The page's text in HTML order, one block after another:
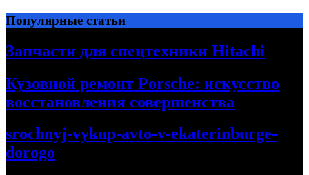
Перейти
к
содержимому
Популярные статьи
Запчасти для спецтехники Hitachi
Кузовной ремонт Porsche: искусство
восстановления совершенства
srochnyj-vykup-avto-v-ekaterinburge-
dorogo